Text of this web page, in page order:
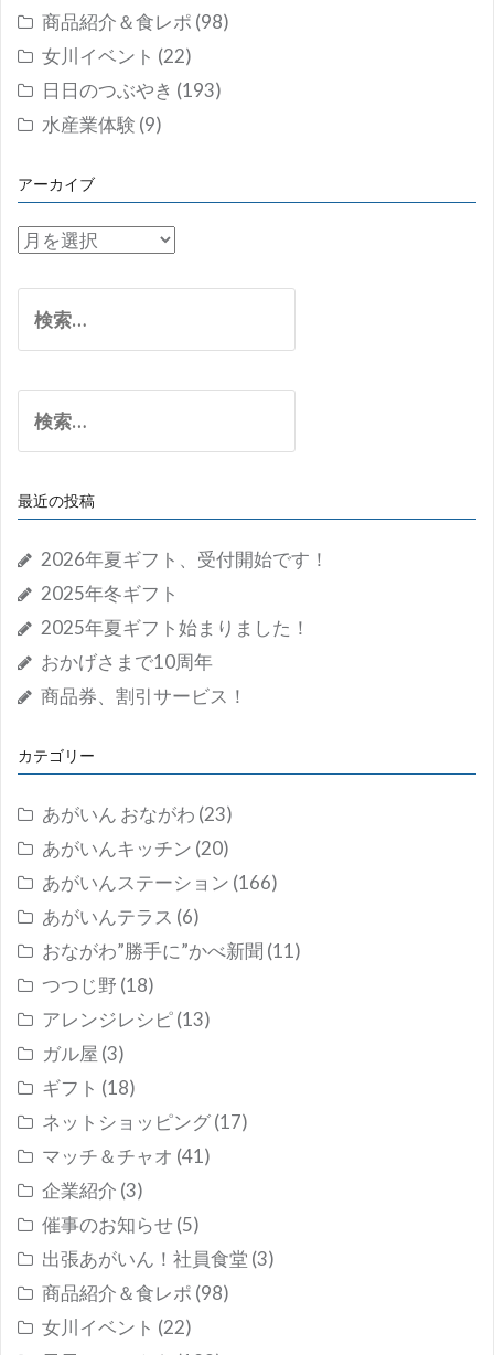
商品紹介＆食レポ (98)
女川イベント (22)
日日のつぶやき (193)
水産業体験 (9)
アーカイブ
ア
イ
ブ
索:
索:
最近の投稿
2026年夏ギフト、受付開始です！
2025年冬ギフト
2025年夏ギフト始まりました！
おかげさまで10周年
商品券、割引サービス！
カテゴリー
あがいん おながわ (23)
あがいんキッチン (20)
あがいんステーション (166)
あがいんテラス (6)
おながわ”勝手に”かべ新聞 (11)
つつじ野 (18)
アレンジレシピ(13)
ガル屋 (3)
ギフト (18)
ネットショッピング(17)
マッチ＆チャオ (41)
企業紹介 (3)
催事のお知らせ(5)
出張あがいん！社員食堂 (3)
商品紹介＆食レポ (98)
女川イベント (22)